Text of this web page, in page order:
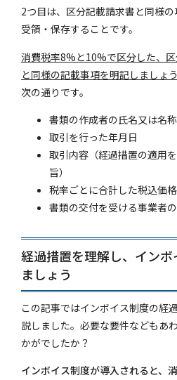
2つ目は、区分記載請求書と同様
受領・保存することです。
消費税率8%と10%で区分した、
と同様の記載事項を明記しましょう
次の通りです。
書類の作成者の氏名又は名称
取引を行った年月日
取引内容（経過措置の適用
旨）
税率ごとに合計した税込価格
書類の交付を受ける事業者
経過措置を理解し、イン
ましょう
この記事ではインボイス制度の経
説しました。必要な要件などもあ
かがでしたか？
インボイス制度が導入されると、